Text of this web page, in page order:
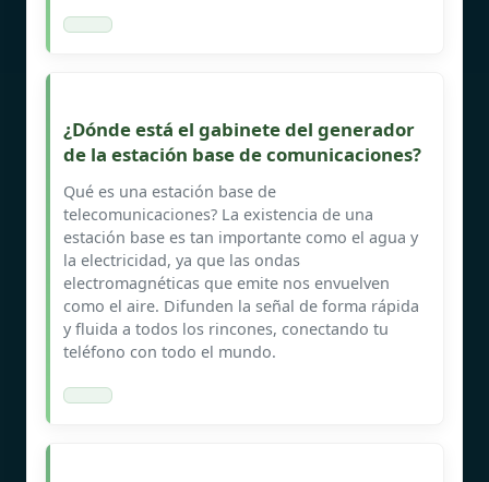
¿Dónde está el gabinete del generador
de la estación base de comunicaciones?
Qué es una estación base de
telecomunicaciones? La existencia de una
estación base es tan importante como el agua y
la electricidad, ya que las ondas
electromagnéticas que emite nos envuelven
como el aire. Difunden la señal de forma rápida
y fluida a todos los rincones, conectando tu
teléfono con todo el mundo.